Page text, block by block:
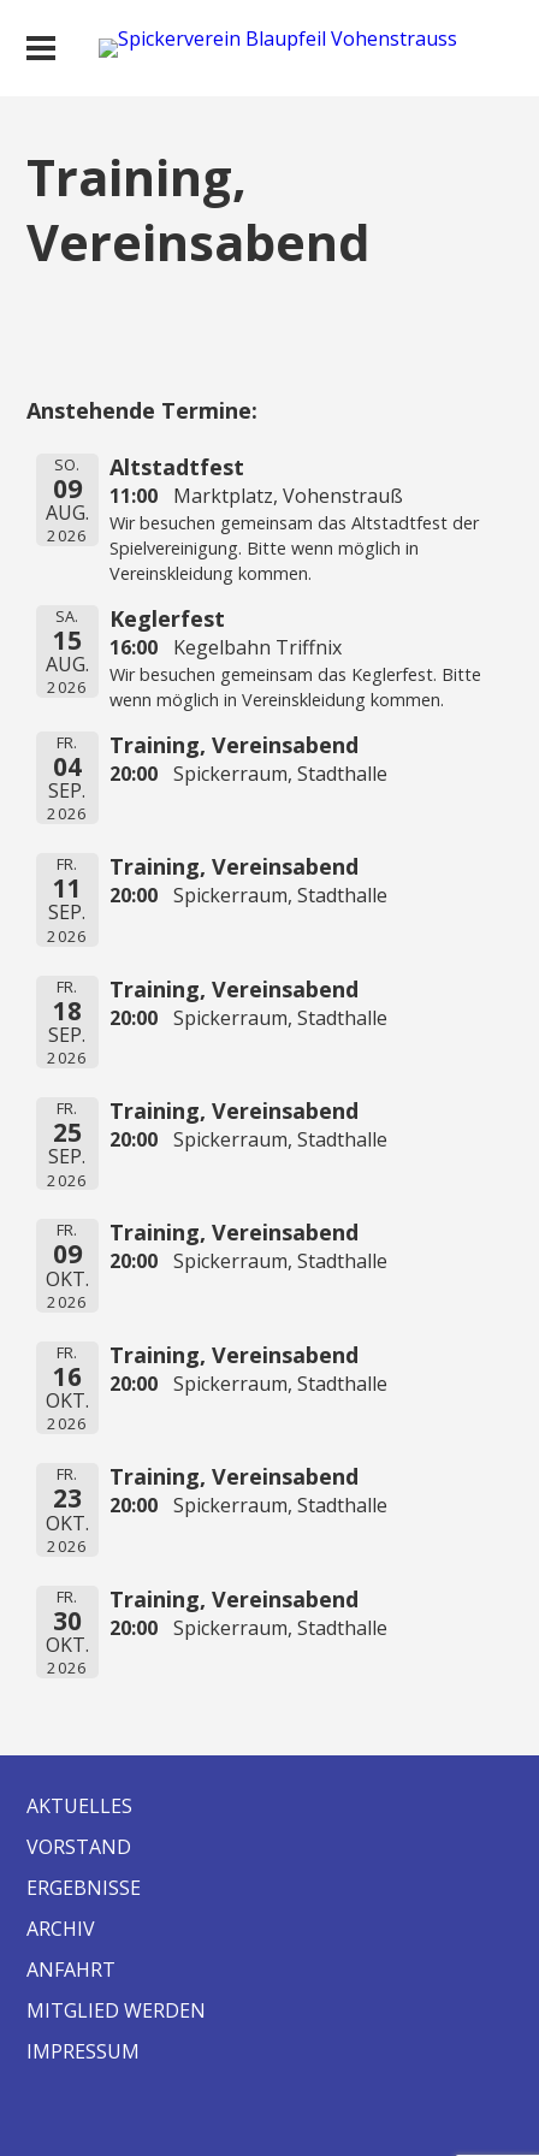
Training,
Vereinsabend
Anstehende Termine:
SO.
09
AUG.
2026
Altstadtfest
11:00 Marktplatz, Vohenstrauß
Wir besuchen gemeinsam das Altstadtfest der
Spielvereinigung. Bitte wenn möglich in
Vereinskleidung kommen.
SA.
15
AUG.
2026
Keglerfest
16:00 Kegelbahn Triffnix
Wir besuchen gemeinsam das Keglerfest. Bitte
wenn möglich in Vereinskleidung kommen.
FR.
04
SEP.
2026
Training, Vereinsabend
20:00 Spickerraum, Stadthalle
FR.
11
SEP.
2026
Training, Vereinsabend
20:00 Spickerraum, Stadthalle
FR.
18
SEP.
2026
Training, Vereinsabend
20:00 Spickerraum, Stadthalle
FR.
25
SEP.
2026
Training, Vereinsabend
20:00 Spickerraum, Stadthalle
FR.
09
OKT.
2026
Training, Vereinsabend
20:00 Spickerraum, Stadthalle
FR.
16
OKT.
2026
Training, Vereinsabend
20:00 Spickerraum, Stadthalle
FR.
23
OKT.
2026
Training, Vereinsabend
20:00 Spickerraum, Stadthalle
FR.
30
OKT.
2026
Training, Vereinsabend
20:00 Spickerraum, Stadthalle
AKTUELLES
VORSTAND
ERGEBNISSE
ARCHIV
ANFAHRT
MITGLIED WERDEN
IMPRESSUM